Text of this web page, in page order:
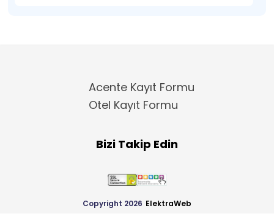
Acente Kayıt Formu
Otel Kayıt Formu
Bizi Takip Edin
Copyright 2026 ElektraWeb